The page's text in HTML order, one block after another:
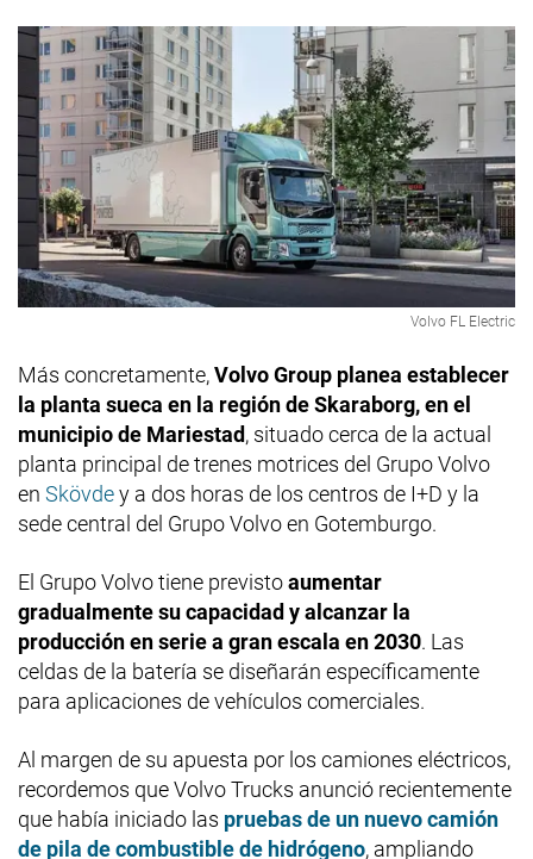
Volvo FL Electric
Más concretamente,Volvo Group planea establecer
la planta sueca en la región de Skaraborg, en el
municipio de Mariestad, situado cerca de la actual
planta principal de trenes motrices del Grupo Volvo
en Skövdey a dos horas de los centros de I+D y la
sede central del Grupo Volvo en Gotemburgo.
El Grupo Volvo tiene previstoaumentar
gradualmente su capacidad y alcanzar la
producción en serie a gran escala en 2030. Las
celdas de la batería se diseñarán específicamente
para aplicaciones de vehículos comerciales.
Al margen de su apuesta por los camiones eléctricos,
recordemos que Volvo Trucks anunció recientemente
que había iniciado las pruebas de un nuevo camión
de pila de combustible de hidrógeno, ampliando